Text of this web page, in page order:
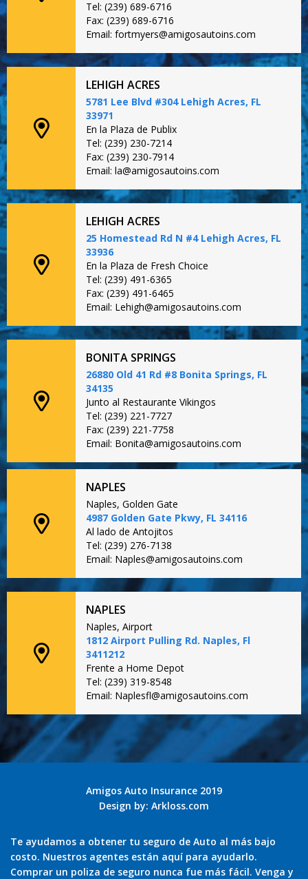
Tel: (239) 689-6716
Fax: (239) 689-6716
Email: fortmyers@amigosautoins.com
LEHIGH ACRES
5781 Lee Blvd #304 Lehigh Acres, FL
33971
En la Plaza de Publix
Tel: (239) 230-7214
Fax: (239) 230-7914
Email: la@amigosautoins.com
LEHIGH ACRES
25 Homestead Rd N #4 Lehigh Acres, FL
33936
En la Plaza de Fresh Choice
Tel: (239) 491-6365
Fax: (239) 491-6465
Email: Lehigh@amigosautoins.com
BONITA SPRINGS
26880 Old 41 Rd #8 Bonita Springs, FL
34135
Junto al Restaurante Vikingos
Tel: (239) 221-7727
Fax: (239) 221-7758
Email: Bonita@amigosautoins.com
NAPLES
Naples, Golden Gate
4987 Golden Gate Pkwy, FL 34116
Al lado de Antojitos
Tel: (239) 276-7138
Email: Naples@amigosautoins.com
NAPLES
Naples, Airport
1812 Airport Pulling Rd. Naples, Fl
3411212
Frente a Home Depot
Tel: (239) 319-8548
Email: Naplesfl@amigosautoins.com
Amigos Auto Insurance 2019
Design by: Arkloss.com
Te ayudamos a obtener tu seguro de Auto al más bajo
costo. Nuestros agentes están aquí para ayudarlo.
Comprar un poliza de seguro nunca fue más fácil. Venga y